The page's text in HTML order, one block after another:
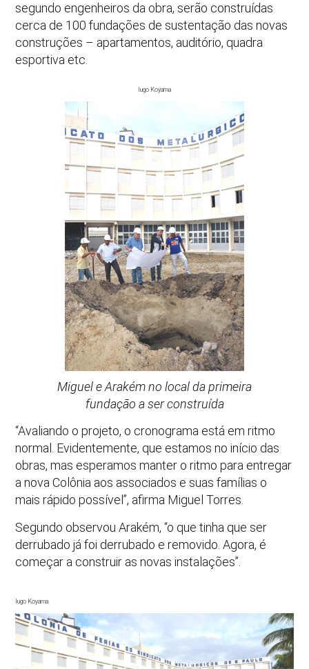
segundo engenheiros da obra, serão construídas
cerca de 100 fundações de sustentação das novas
construções – apartamentos, auditório, quadra
esportiva etc.
Iugo Koyama
Miguel e Arakém no local da primeira
fundação a ser construída
“Avaliando o projeto, o cronograma está em ritmo
normal. Evidentemente, que estamos no início das
obras, mas esperamos manter o ritmo para entregar
a nova Colônia aos associados e suas famílias o
mais rápido possível”, afirma Miguel Torres.
Segundo observou Arakém, “o que tinha que ser
derrubado já foi derrubado e removido. Agora, é
começar a construir as novas instalações”.
Iugo Koyama